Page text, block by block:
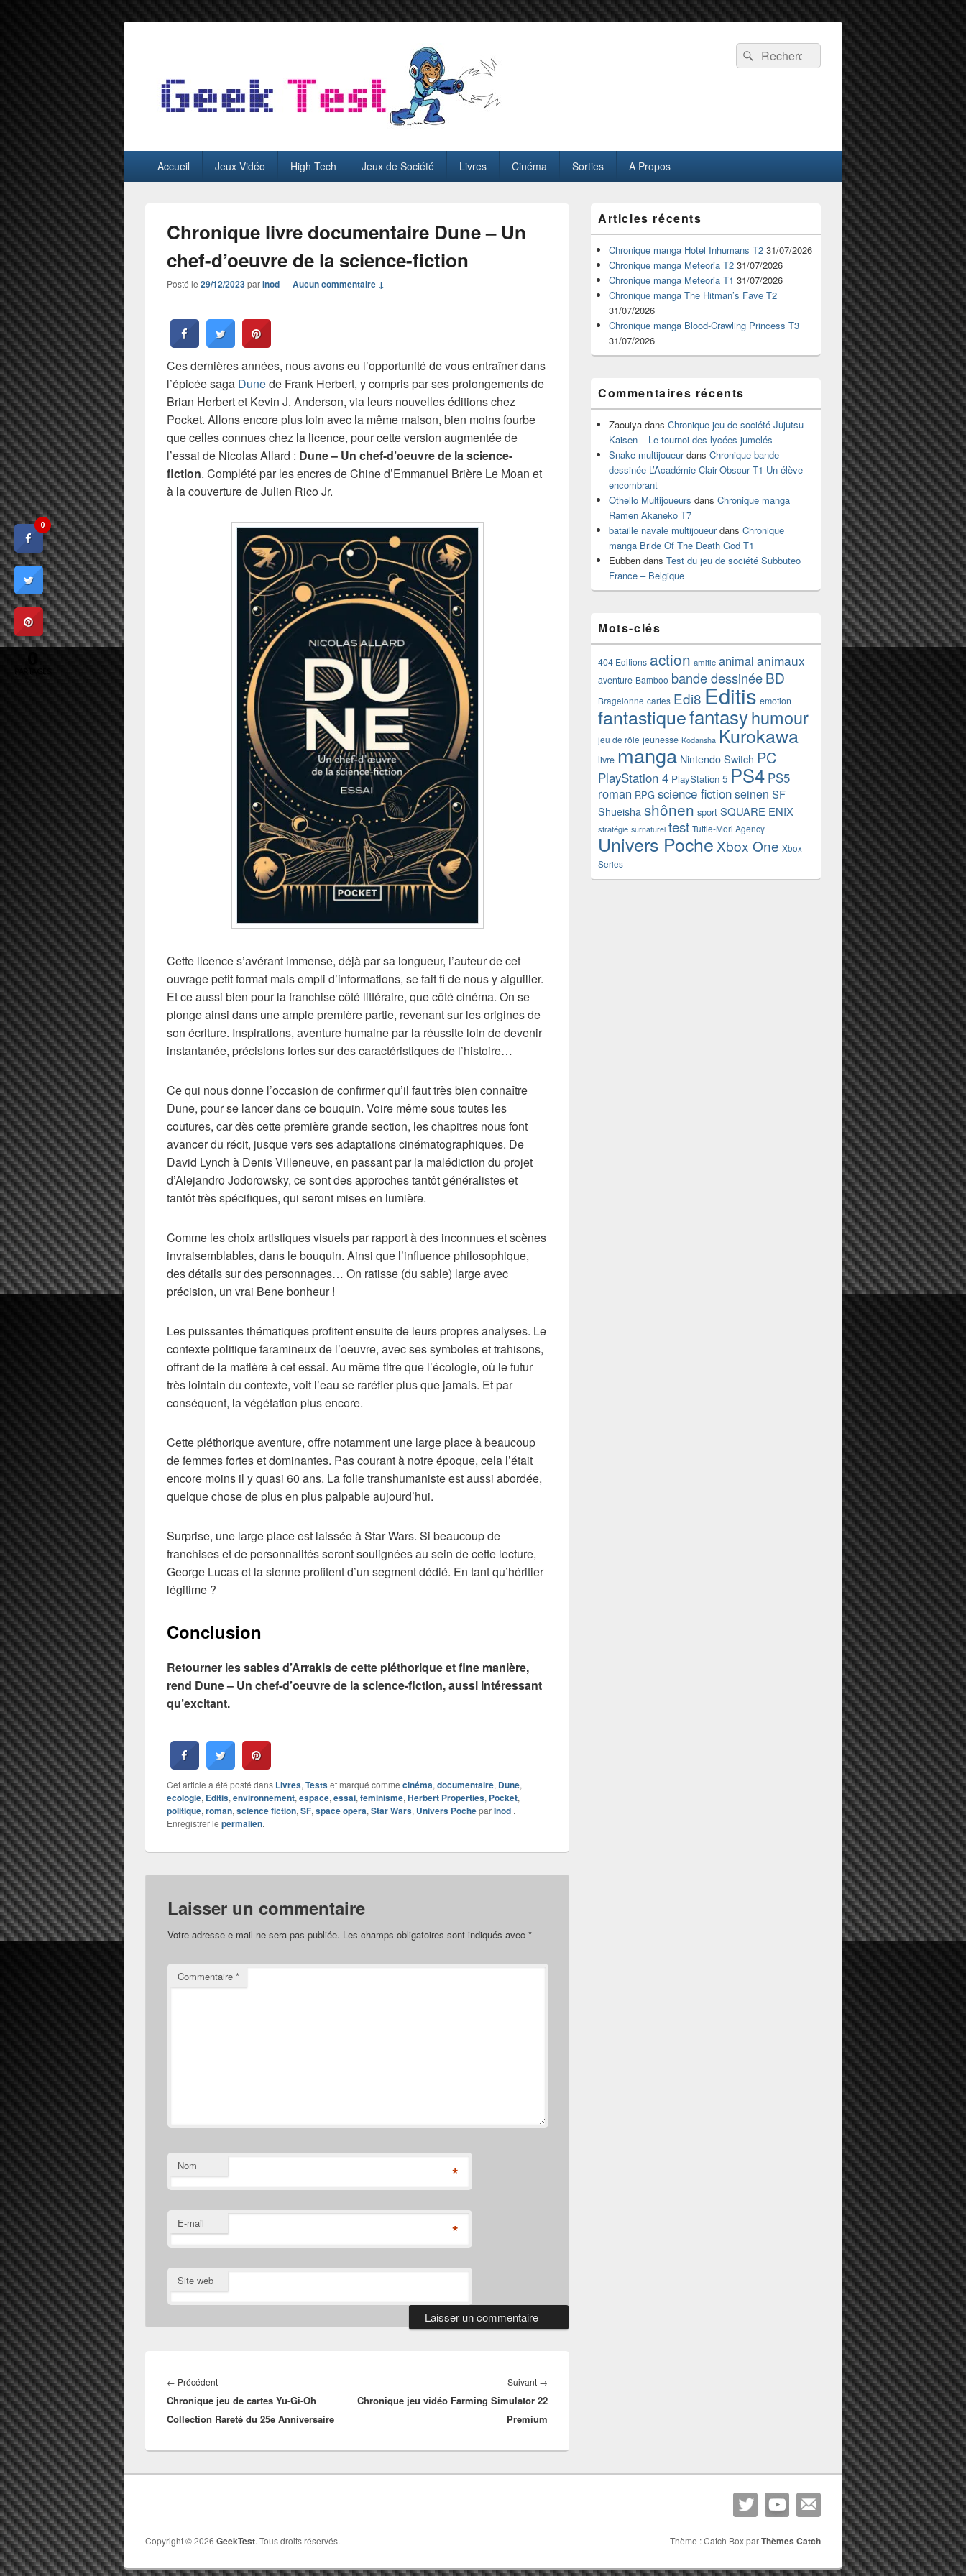
GeekTest
Recherche :
Rechercher
principalAccueil Jeux Vidéo High Tech Jeux de Société Livres Cinéma Sorties A Propos
Chronique livre documentaire Dune – Un
chef-d’oeuvre de la science-fiction
Posté le 29/12/2023parInod—Aucun commentaire ↓
Ces dernières années, nous avons eu l’opportunité de vous entraîner dans
l’épicée saga Dunede Frank Herbert, y compris par ses prolongements de
Brian Herbert et Kevin J. Anderson, via leurs nouvelles éditions chez
Pocket. Allons encore plus loin avec la même maison, bien moins fourbe
que celles connues chez la licence, pour cette version augmentée de
l’essai de Nicolas Allard : Dune – Un chef-d’oeuvre de la science-
fiction. Complété par les encres de Chine d’Emmanuel Brière Le Moan et
à la couverture de Julien Rico Jr.
Cette licence s’avérant immense, déjà par sa longueur, l’auteur de cet
ouvrage petit format mais empli d’informations, se fait fi de nous y aiguiller.
Et ce aussi bien pour la franchise côté littéraire, que côté cinéma. On se
plonge ainsi dans une ample première partie, revenant sur les origines de
son écriture. Inspirations, aventure humaine par la réussite loin de devenir
instantanée, précisions fortes sur des caractéristiques de l’histoire…
Ce qui nous donne l’occasion de confirmer qu’il faut très bien connaître
Dune, pour se lancer dans ce bouquin. Voire même sous toutes les
coutures, car dès cette première grande section, les chapitres nous font
avancer du récit, jusque vers ses adaptations cinématographiques. De
David Lynch à Denis Villeneuve, en passant par la malédiction du projet
d’Alejandro Jodorowsky, ce sont des approches tantôt généralistes et
tantôt très spécifiques, qui seront mises en lumière.
Comme les choix artistiques visuels par rapport à des inconnues et scènes
invraisemblables, dans le bouquin. Ainsi que l’influence philosophique,
des détails sur des personnages… On ratisse (du sable) large avec
précision, un vrai Benebonheur !
Les puissantes thématiques profitent ensuite de leurs propres analyses. Le
contexte politique faramineux de l’oeuvre, avec ses symboles et trahisons,
offrant de la matière à cet essai. Au même titre que l’écologie, où le futur
très lointain du contexte, voit l’eau se raréfier plus que jamais. Et par
conséquent, la végétation plus encore.
Cette pléthorique aventure, offre notamment une large place à beaucoup
de femmes fortes et dominantes. Pas courant à notre époque, cela l’était
encore moins il y quasi 60 ans. La folie transhumaniste est aussi abordée,
quelque chose de plus en plus palpable aujourd’hui.
Surprise, une large place est laissée à Star Wars. Si beaucoup de
franchises et de personnalités seront soulignées au sein de cette lecture,
George Lucas et la sienne profitent d’un segment dédié. En tant qu’héritier
légitime ?
Conclusion
Retourner les sables d’Arrakis de cette pléthorique et fine manière,
rend Dune – Un chef-d’oeuvre de la science-fiction, aussi intéressant
qu’excitant.
Cet article a été posté dans Livres, Testset marqué comme cinéma, documentaire, Dune,
ecologie, Editis, environnement, espace, essai, feminisme, Herbert Properties, Pocket,
politique, roman, science fiction, SF, space opera, Star Wars, Univers PocheparInod .
Enregistrer le permalien.
Laisser un commentaire
Votre adresse e-mail ne sera pas publiée. Les champs obligatoires sont indiqués avec *
Commentaire *
Nom *
E-mail *
Site web
de
l’article
← PrécédentArticle
précédent :
Chronique jeu de cartes Yu-Gi-Oh
Collection Rareté du 25e Anniversaire
Suivant →
suivant :
Chronique jeu vidéo Farming Simulator 22
Premium
principale
de
widget
pour
barre
latérale
Articles récents
Chronique manga Hotel Inhumans T2 31/07/2026
Chronique manga Meteoria T2 31/07/2026
Chronique manga Meteoria T1 31/07/2026
Chronique manga The Hitman’s Fave T2
31/07/2026
Chronique manga Blood-Crawling Princess T3
31/07/2026
Commentaires récents
Zaouiya dans Chronique jeu de société Jujutsu
Kaisen – Le tournoi des lycées jumelés
Snake multijoueurdans Chronique bande
dessinée L’Académie Clair-Obscur T1 Un élève
encombrant
Othello Multijoueurs dans Chronique manga
Ramen Akaneko T7
bataille navale multijoueurdans Chronique
manga Bride Of The Death God T1
Eubben dans Test du jeu de société Subbuteo
France – Belgique
Mots-clés
404 Editions action amitie animal animaux
aventure Bamboo bande dessinéeBD
Bragelonne cartes Edi8 Editis emotion
fantastiquefantasyhumour
jeu de rôle jeunesse Kodansha Kurokawa
livre manga Nintendo Switch PC
PlayStation 4 PlayStation 5 PS4 PS5
roman RPG science fictionseinen SF
Shueisha shônen sport SQUARE ENIX
stratégie surnaturel test Tuttle-Mori Agency
Univers Poche Xbox One Xbox
Series
Copyright © 2026 GeekTest. Tous droits réservés. Thème : Catch Box parThèmes Catch
0